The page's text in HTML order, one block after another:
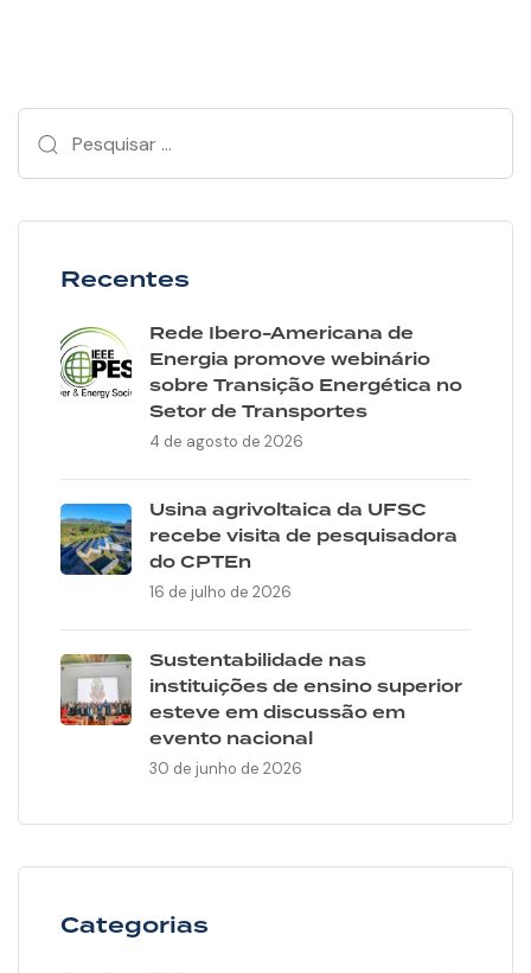
Recentes
Rede Ibero-Americana de
Energia promove webinário
sobre Transição Energética no
Setor de Transportes
4 de agosto de 2026
Usina agrivoltaica da UFSC
recebe visita de pesquisadora
do CPTEn
16 de julho de 2026
Sustentabilidade nas
instituições de ensino superior
esteve em discussão em
evento nacional
30 de junho de 2026
Categorias